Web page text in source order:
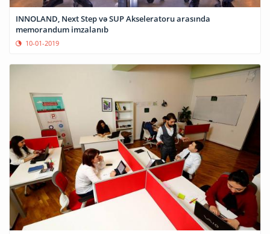
INNOLAND, Next Step və SUP Akseleratoru arasında
memorandum imzalanıb
10-01-2019